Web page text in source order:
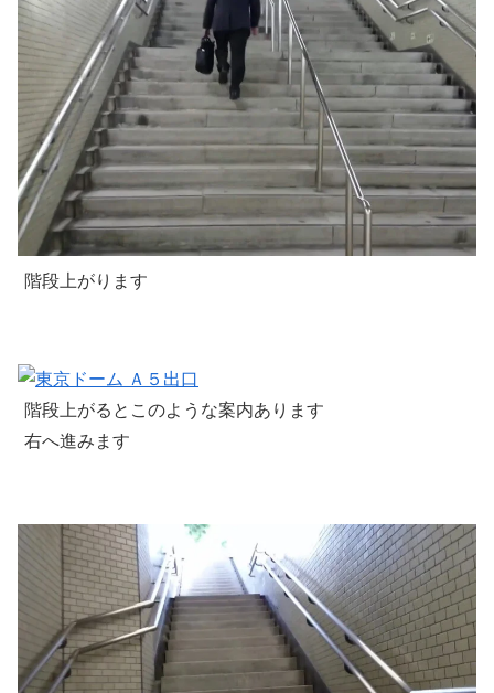
階段上がります
階段上がるとこのような案内あります
右へ進みます